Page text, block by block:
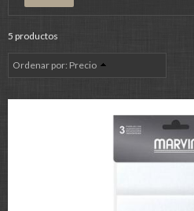
5 productos
Ordenar por: Precio